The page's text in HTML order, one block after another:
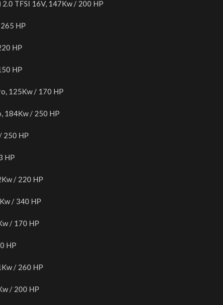
TFSI 16V, 147Kw / 200 HP
HP
HP
HP
125Kw / 170 HP
184Kw / 250 HP
250 HP
HP
/ 220 HP
/ 340 HP
/ 170 HP
HP
/ 260 HP
/ 200 HP